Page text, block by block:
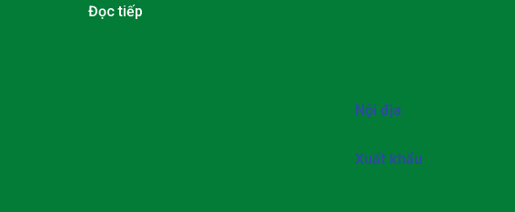
Đọc tiếp
Nội địa
Xuất khẩu